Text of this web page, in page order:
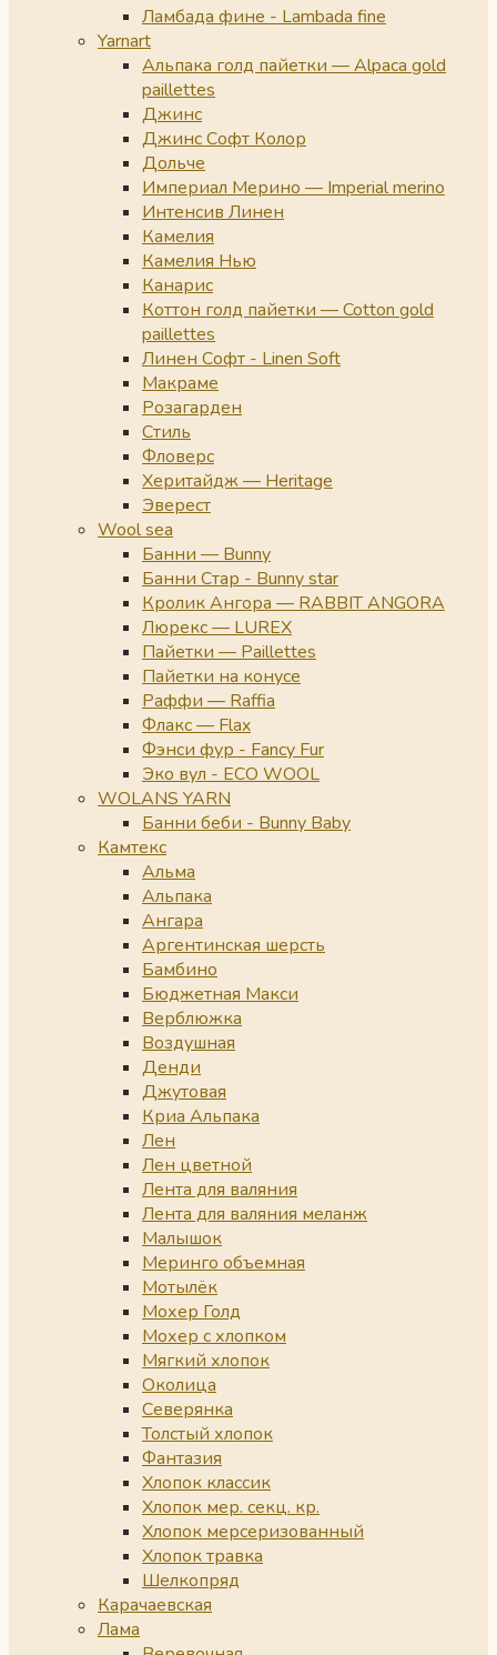
Ламбада фине - Lambada fine
Yarnart
Альпака голд пайетки — Alpaca gold
paillettes
Джинс
Джинс Софт Колор
Дольче
Империал Мерино — Imperial merino
Интенсив Линен
Камелия
Камелия Нью
Канарис
Коттон голд пайетки — Cotton gold
paillettes
Линен Софт - Linen Soft
Макраме
Розагарден
Стиль
Фловерс
Херитайдж — Heritage
Эверест
Wool sea
Банни — Bunny
Банни Стар - Bunny star
Кролик Ангора — RABBIT ANGORA
Люрекс — LUREX
Пайетки — Paillettes
Пайетки на конусе
Раффи — Raffia
Флакс — Flax
Фэнси фур - Fancy Fur
Эко вул - ECO WOOL
WOLANS YARN
Банни беби - Bunny Baby
Камтекс
Альма
Альпака
Ангара
Аргентинская шерсть
Бамбино
Бюджетная Макси
Верблюжка
Воздушная
Денди
Джутовая
Криа Альпака
Лен
Лен цветной
Лента для валяния
Лента для валяния меланж
Малышок
Меринго объемная
Мотылёк
Мохер Голд
Мохер с хлопком
Мягкий хлопок
Околица
Северянка
Толстый хлопок
Фантазия
Хлопок классик
Хлопок мер. секц. кр.
Хлопок мерсеризованный
Хлопок травка
Шелкопряд
Карачаевская
Лама